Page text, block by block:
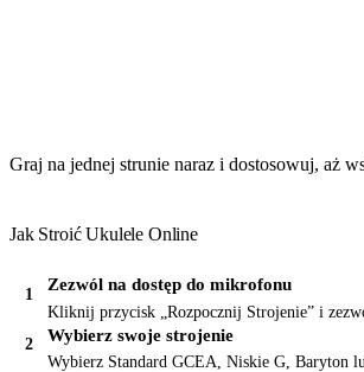
Graj na jednej strunie naraz i dostosowuj, aż
Jak Stroić Ukulele Online
Zezwól na dostęp do mikrofonu
Kliknij przycisk „Rozpocznij Strojenie” i
Wybierz swoje strojenie
Wybierz Standard GCEA, Niskie G, Baryton